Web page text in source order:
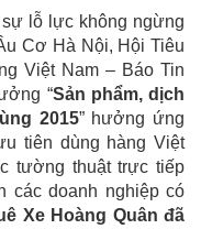
lỗ lực không ngừng
Cơ Hà Nội, Hội Tiêu
Việt Nam – Báo Tin
“Sản phẩm, dịch
2015” hưởng ứng
tiên dùng hàng Việt
tường thuật trực tiếp
các doanh nghiệp có
Xe Hoàng Quân đã